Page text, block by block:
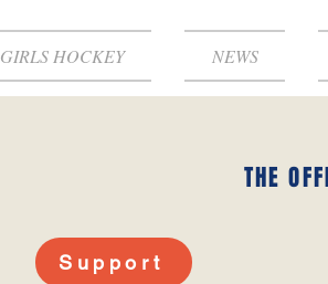
GIRLS HOCKEY NEWS
THE
Support